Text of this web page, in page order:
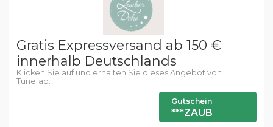
Gratis Expressversand ab 150 €
innerhalb Deutschlands
Klicken Sie auf und erhalten Sie dieses Angebot von
Tunefab.
Gutschein
***ZAUB